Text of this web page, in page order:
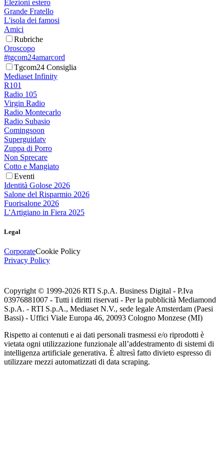
Elezioni estero
Grande Fratello
L'isola dei famosi
Amici
Rubriche
Oroscopo
#tgcom24amarcord
Tgcom24 Consiglia
Mediaset Infinity
R101
Radio 105
Virgin Radio
Radio Montecarlo
Radio Subasio
Comingsoon
Superguidatv
Zuppa di Porro
Non Sprecare
Cotto e Mangiato
Eventi
Identità Golose 2026
Salone del Risparmio 2026
Fuorisalone 2026
L'Artigiano in Fiera 2025
Legal
CorporateCookie Policy
Privacy Policy
Copyright © 1999-2026 RTI S.p.A. Business Digital - P.Iva
03976881007 - Tutti i diritti riservati - Per la pubblicità Mediamond
S.p.A. - RTI S.p.A., Mediaset N.V., sede legale Amsterdam (Paesi
Bassi) - Uffici Viale Europa 46, 20093 Cologno Monzese (MI)
Rispetto ai contenuti e ai dati personali trasmessi e/o riprodotti è
vietata ogni utilizzazione funzionale all’addestramento di sistemi di
intelligenza artificiale generativa. È altresì fatto divieto espresso di
utilizzare mezzi automatizzati di data scraping.